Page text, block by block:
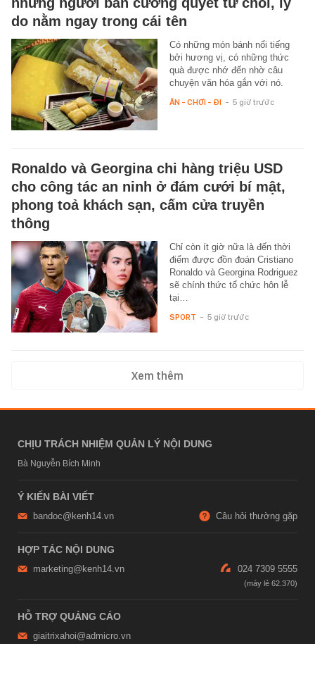
do nằm ngay trong cái tên
Có những món bánh nổi tiếng
bởi hương vị, có những thức
quà được nhớ đến nhờ câu
chuyện văn hóa gắn với nó.
ĂN - CHƠI - ĐI - 5 giờ trước
Ronaldo và Georgina chi hàng triệu USD
cho công tác an ninh ở đám cưới bí mật,
phong toả khách sạn, cấm cửa truyền
thông
Chỉ còn ít giờ nữa là đến thời
điểm được đồn đoán Cristiano
Ronaldo và Georgina Rodriguez
sẽ chính thức tổ chức hôn lễ
tại…
SPORT - 5 giờ trước
Xem thêm
CHỊU TRÁCH NHIỆM QUẢN LÝ NỘI DUNG
Bà Nguyễn Bích Minh
Ý KIẾN BÀI VIẾT
bandoc@kenh14.vn Câu hỏi thường gặp
HỢP TÁC NỘI DUNG
marketing@kenh14.vn 024 7309 5555
HỖ TRỢ QUẢNG CÁO
giaitrixahoi@admicro.vn